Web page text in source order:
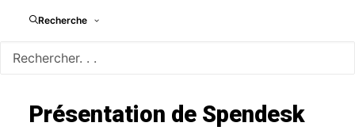
Recherche
Présentation de Spendesk